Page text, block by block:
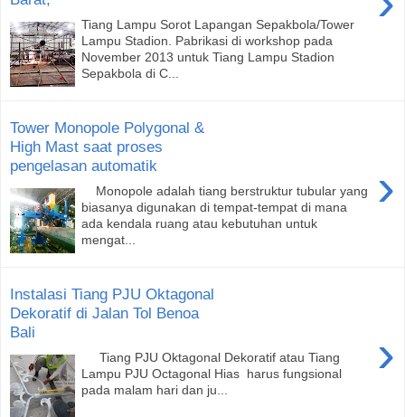
Tiang Lampu Sorot Lapangan Sepakbola/Tower
Lampu Stadion. Pabrikasi di workshop pada
November 2013 untuk Tiang Lampu Stadion
Sepakbola di C...
Tower Monopole Polygonal &
High Mast saat proses
pengelasan automatik
›
Monopole adalah tiang berstruktur tubular yang
biasanya digunakan di tempat-tempat di mana
ada kendala ruang atau kebutuhan untuk
mengat...
Instalasi Tiang PJU Oktagonal
Dekoratif di Jalan Tol Benoa
Bali
›
Tiang PJU Oktagonal Dekoratif atau Tiang
Lampu PJU Octagonal Hias harus fungsional
pada malam hari dan ju...